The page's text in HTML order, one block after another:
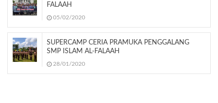
FALAAH
05/02/2020
SUPERCAMP CERIA PRAMUKA PENGGALANG
SMP ISLAM AL-FALAAH
28/01/2020